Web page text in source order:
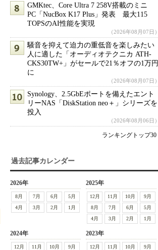
GMKtec、Core Ultra 7 258V搭載のミニ
PC「NucBox K17 Plus」発表 最大115
TOPSのAI性能を実現
（2026年08月07日）
騒音を抑えて迫力の重低音を楽しみたい
人に適した「オーディオテクニカ ATH-
CKS30TW+」がセールで21％オフの1万円
に
（2026年08月07日）
Synology、2.5GbEポートを備えたエント
リーNAS「DiskStation neo＋」シリーズを
投入
（2026年08月06日）
ランキングトップ30
過去記事カレンダー
2026年
8月 7月 6月
5月
4月
3月 2月 1月
2025年
12月 11月 10月
9月
8月
7月 6月
5月
4月
3月 2月 1月
2024年
12月 11月 10月
9月
2023年
12月 11月 10月
9月